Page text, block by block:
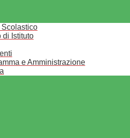
Scolastico
di Istituto
e Amministrazione